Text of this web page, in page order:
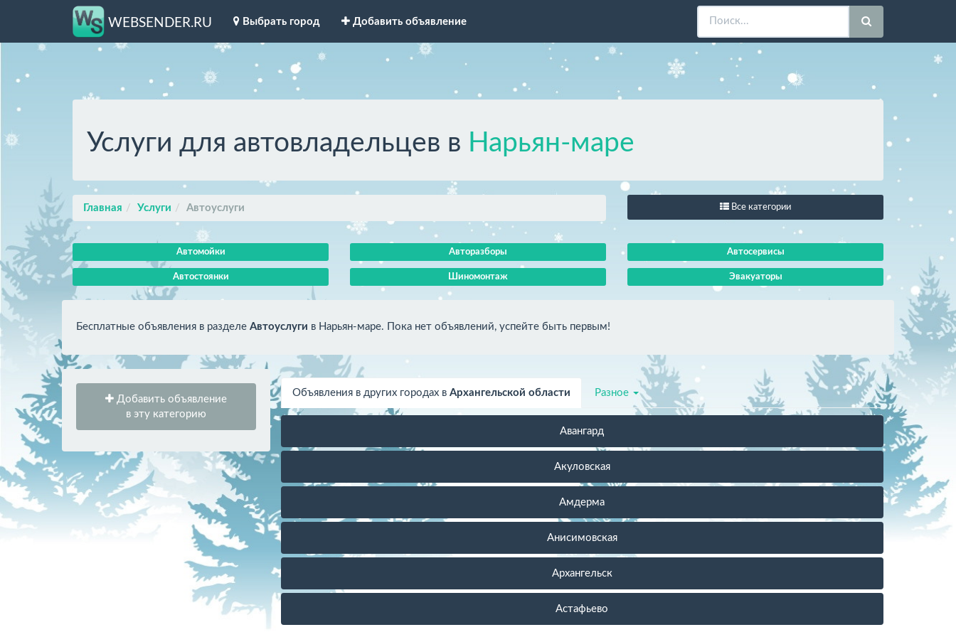
WEBSENDER.RU Выбрать город Добавить объявление
Услуги для автовладельцев в Нарьян-маре
Главная Услуги Автоуслуги Все категории
Автомойки Авторазборы Автосервисы
Автостоянки Шиномонтаж Эвакуаторы
Бесплатные объявления в разделе Автоуслуги в Нарьян-маре. Пока нет объявлений, успейте быть первым!
Добавить объявление
в эту категорию
Объявления в других городах в Архангельской области Разное
Авангард
Акуловская
Амдерма
Анисимовская
Архангельск
Астафьево